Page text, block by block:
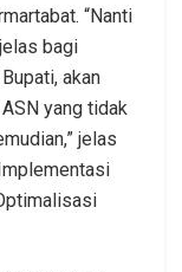
“Nanti
bagi
akan
yang tidak
jelas